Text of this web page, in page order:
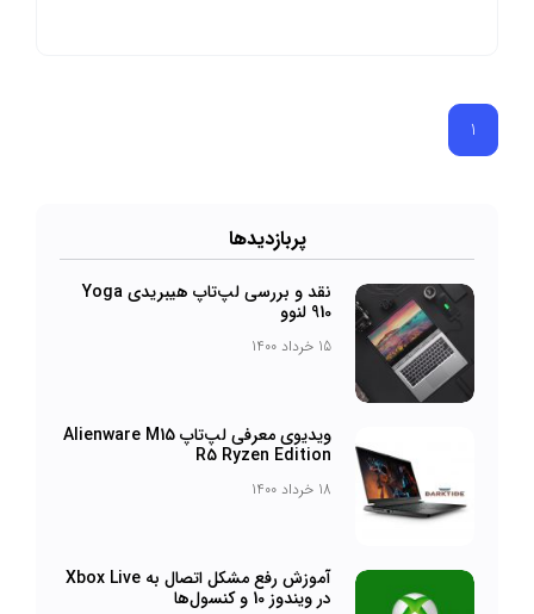
1
پرباز‌دیدها
نقد و بررسی لپ‌تاپ هیبریدی Yoga
910 لنوو
15 خرداد 1400
ویدیوی معرفی لپ‌تاپ Alienware M15
R5 Ryzen Edition
18 خرداد 1400
آموزش رفع مشکل اتصال به Xbox Live
در ویندوز 10 و کنسول‌ها